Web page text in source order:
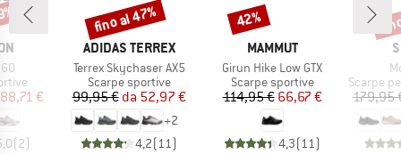
ridotto
88,71 €
(2)
MARCHIO
ADIDAS TERREX
Articolo
Terrex Skychaser AX5
Gruppo di prodotti
Scarpe sportive
Prezzo
99,95 € Prezzo ridotto
da 52,97 €
+2
4,2(11)
Sconto
fino al 47%
MARCHIO
MAMMUT
Articolo
Girun Hike Low GTX
Gruppo di prodotti
Scarpe sportive
Prezzo
114,95 €Prezzo ridotto
66,67 €
4,3(11)
Sconto
42%
Gruppo
Scarpe
179,95